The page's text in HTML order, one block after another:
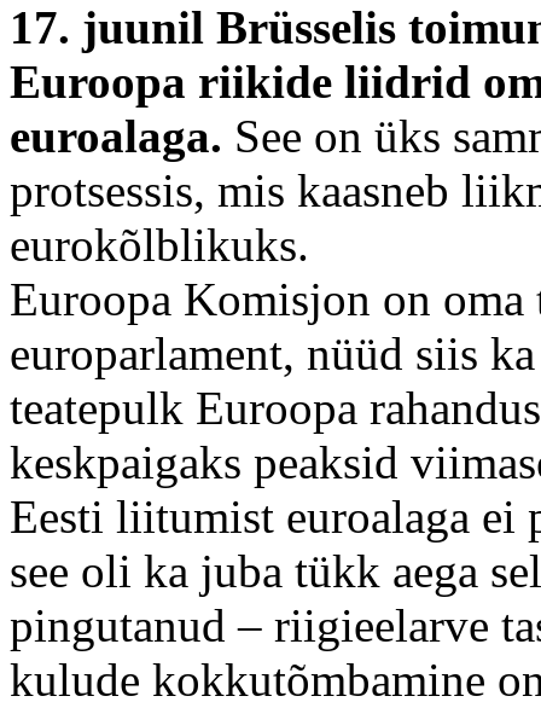
17. juunil Brüsselis
Euroopa riikide liidrid
euroalaga. See on üks
protsessis, mis kaasneb
eurokõlblikuks.
Euroopa Komisjon on oma
europarlament, nüüd siis
teatepulk Euroopa
keskpaigaks peaksid
Eesti liitumist euroalaga ei
see oli ka juba tükk aega
pingutanud – riigieelarve
kulude kokkutõmbamine